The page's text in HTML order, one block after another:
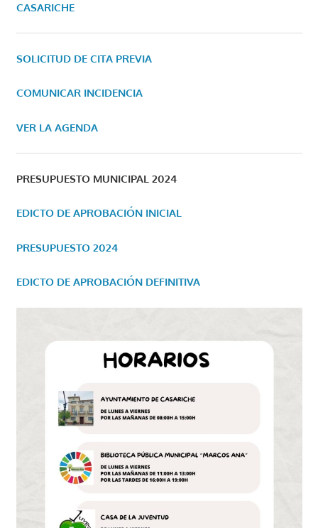
CASARICHE
SOLICITUD DE CITA PREVIA
COMUNICAR INCIDENCIA
VER LA AGENDA
PRESUPUESTO MUNICIPAL 2024
EDICTO DE APROBACIÓN INICIAL
PRESUPUESTO 2024
EDICTO DE APROBACIÓN DEFINITIVA